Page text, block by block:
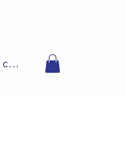
connecter